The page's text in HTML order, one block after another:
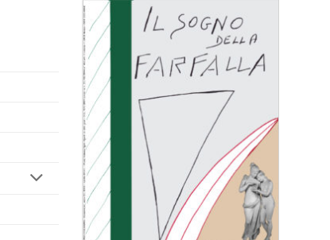
Aggiungi
alla lista
dei
desideri